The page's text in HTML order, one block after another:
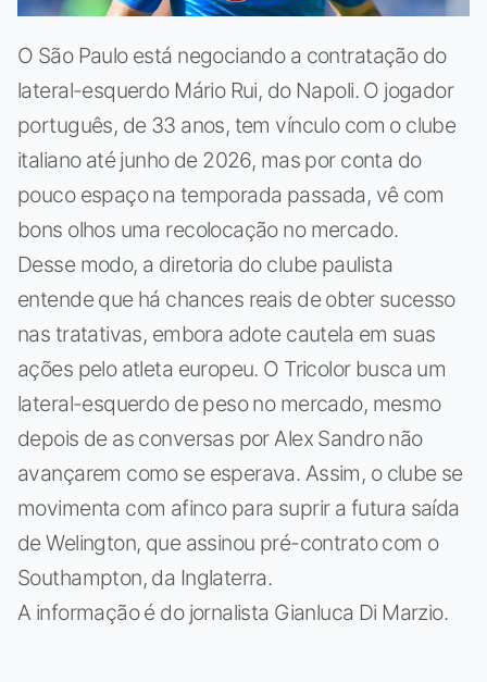
O São Paulo está negociando a contratação do
lateral-esquerdo Mário Rui, do Napoli. O jogador
português, de 33 anos, tem vínculo com o clube
italiano até junho de 2026, mas por conta do
pouco espaço na temporada passada, vê com
bons olhos uma recolocação no mercado.
Desse modo, a diretoria do clube paulista
entende que há chances reais de obter sucesso
nas tratativas, embora adote cautela em suas
ações pelo atleta europeu. O Tricolor busca um
lateral-esquerdo de peso no mercado, mesmo
depois de as conversas por Alex Sandro não
avançarem como se esperava. Assim, o clube se
movimenta com afinco para suprir a futura saída
de Welington, que assinou pré-contrato com o
Southampton, da Inglaterra.
A informação é do jornalista Gianluca Di Marzio.